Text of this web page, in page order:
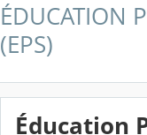
ÉDUCATION
(EPS)
Éducation